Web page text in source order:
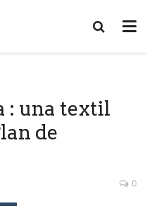
: una textil
de
0